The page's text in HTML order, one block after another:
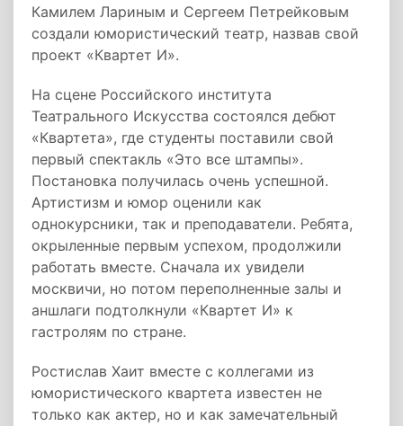
Камилем Лариным и Сергеем Петрейковым
создали юмористический театр, назвав свой
проект «Квартет И».
На сцене Российского института
Театрального Искусства состоялся дебют
«Квартета», где студенты поставили свой
первый спектакль «Это все штампы».
Постановка получилась очень успешной.
Артистизм и юмор оценили как
однокурсники, так и преподаватели. Ребята,
окрыленные первым успехом, продолжили
работать вместе. Сначала их увидели
москвичи, но потом переполненные залы и
аншлаги подтолкнули «Квартет И» к
гастролям по стране.
Ростислав Хаит вместе с коллегами из
юмористического квартета известен не
только как актер, но и как замечательный